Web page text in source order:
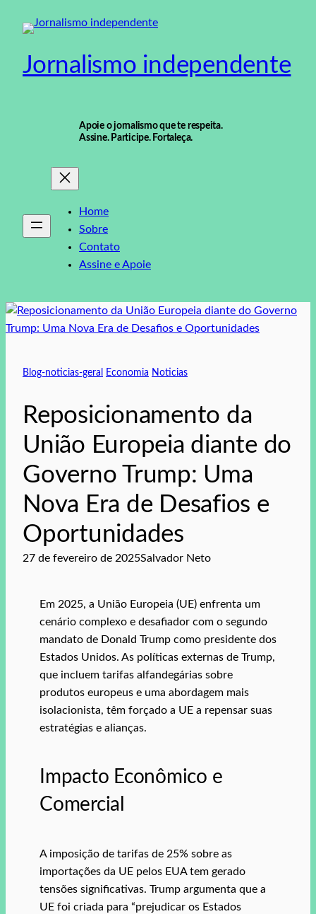
para
conteúdo
Jornalismo independente
Apoie o jornalismo que te respeita.
Assine. Participe. Fortaleça.
Home
Sobre
Contato
Assine e Apoie
Blog-noticias-geral Economia Noticias
Reposicionamento da
União Europeia diante do
Governo Trump: Uma
Nova Era de Desafios e
Oportunidades
27 de fevereiro de 2025Salvador Neto
Em 2025, a União Europeia (UE) enfrenta um
cenário complexo e desafiador com o segundo
mandato de Donald Trump como presidente dos
Estados Unidos. As políticas externas de Trump,
que incluem tarifas alfandegárias sobre
produtos europeus e uma abordagem mais
isolacionista, têm forçado a UE a repensar suas
estratégias e alianças.
Impacto Econômico e
Comercial
A imposição de tarifas de 25% sobre as
importações da UE pelos EUA tem gerado
tensões significativas. Trump argumenta que a
UE foi criada para “prejudicar os Estados